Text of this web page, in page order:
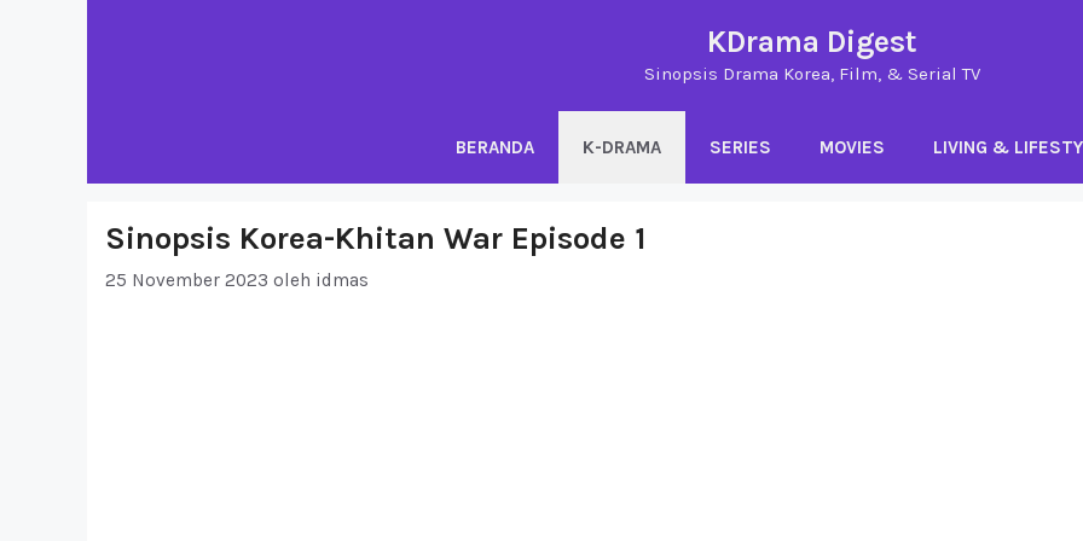
KDrama Digest
Sinopsis Drama Korea, Film, & Serial TV
BERANDA K-DRAMA SERIES MOVIES LIVING &
Sinopsis Korea-Khitan War Episode 1
25 November 2023 oleh idmas